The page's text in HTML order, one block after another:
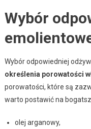
Wybór
Wybór odpowiedniej
określenia porowatości
porowatości, które są
warto postawić na
olej arganowy,